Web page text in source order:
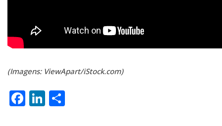
(Imagens: ViewApart/iStock.com)
Facebook
LinkedIn